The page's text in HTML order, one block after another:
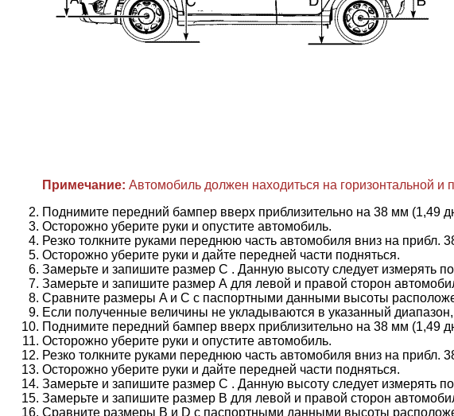
Примечание:Автомобиль должен находиться на горизонтальной и
Поднимите передний бампер вверх приблизительно на 38 мм (1,49
Осторожно уберите руки и опустите автомобиль.
Резко толкните руками переднюю часть автомобиля вниз на прибл.
Осторожно уберите руки и дайте передней части подняться.
Замерьте и запишите размер C . Данную высоту следует измерять
Замерьте и запишите размер A для левой и правой сторон
Сравните размеры A и C с паспортными данными высоты
Если полученные величины не укладываются в указанный
Поднимите передний бампер вверх приблизительно на 38 мм (1,49
Осторожно уберите руки и опустите автомобиль.
Резко толкните руками переднюю часть автомобиля вниз на прибл.
Осторожно уберите руки и дайте передней части подняться.
Замерьте и запишите размер C . Данную высоту следует измерять
Замерьте и запишите размер В для левой и правой сторон
Сравните размеры В и D с паспортными данными высоты